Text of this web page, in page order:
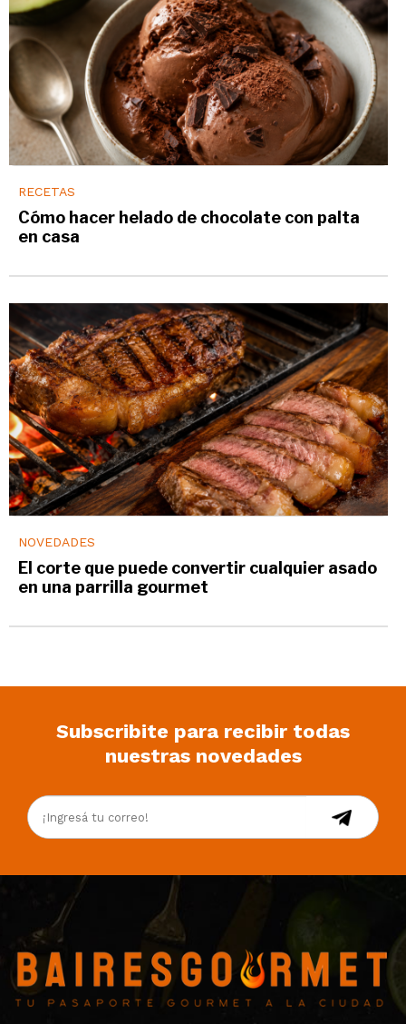
RECETAS
Cómo hacer helado de chocolate con palta
en casa
NOVEDADES
El corte que puede convertir cualquier asado
en una parrilla gourmet
Subscribite para recibir todas
nuestras novedades